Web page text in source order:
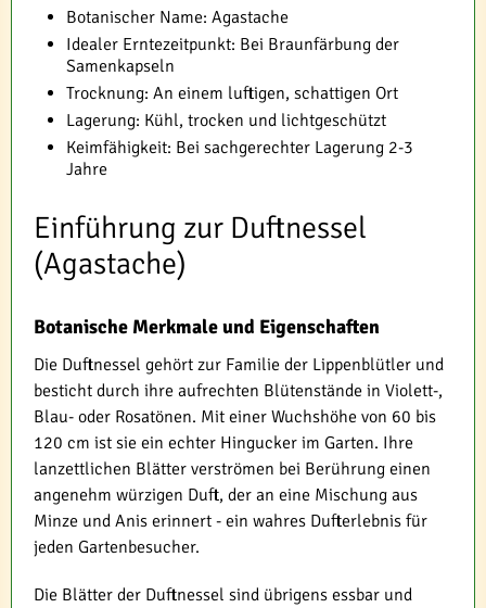
Botanischer Name: Agastache
Idealer Erntezeitpunkt: Bei Braunfärbung der
Samenkapseln
Trocknung: An einem luftigen, schattigen Ort
Lagerung: Kühl, trocken und lichtgeschützt
Keimfähigkeit: Bei sachgerechter Lagerung 2-3
Jahre
Einführung zur Duftnessel
(Agastache)
Botanische Merkmale und Eigenschaften
Die Duftnessel gehört zur Familie der Lippenblütler und
besticht durch ihre aufrechten Blütenstände in Violett-,
Blau- oder Rosatönen. Mit einer Wuchshöhe von 60 bis
120 cm ist sie ein echter Hingucker im Garten. Ihre
lanzettlichen Blätter verströmen bei Berührung einen
angenehm würzigen Duft, der an eine Mischung aus
Minze und Anis erinnert - ein wahres Dufterlebnis für
jeden Gartenbesucher.
Die Blätter der Duftnessel sind übrigens essbar und